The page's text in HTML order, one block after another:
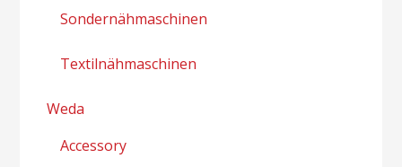
Sondernähmaschinen
Textilnähmaschinen
Weda
Accessory